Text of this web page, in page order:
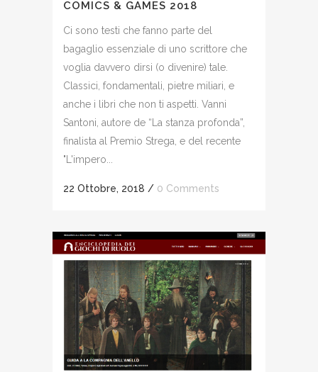
COMICS & GAMES 2018
Ci sono testi che fanno parte del
bagaglio essenziale di uno scrittore che
voglia davvero dirsi (o divenire) tale.
Classici, fondamentali, pietre miliari, e
anche i libri che non ti aspetti. Vanni
Santoni, autore de “La stanza profonda”,
finalista al Premio Strega, e del recente
"L'impero...
22 Ottobre, 2018 / 0 Comments